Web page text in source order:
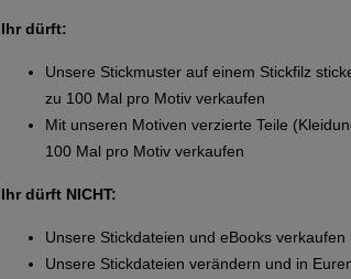
Ihr dürft:
Unsere Stickmuster auf einem Stickfilz
zu 100 Mal pro Motiv verkaufen
Mit unseren Motiven verzierte Teile
100 Mal pro Motiv verkaufen
Ihr dürft NICHT:
Unsere Stickdateien und eBooks
Unsere Stickdateien verändern und in